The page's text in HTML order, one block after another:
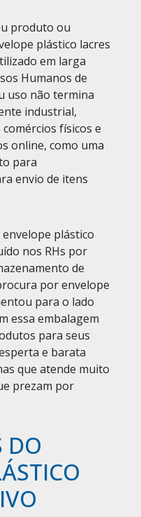
produto ou
plástico lacres
em larga
Humanos de
uso não termina
industrial,
físicos e
online, como uma
para
envio de itens
plástico
nos RHs por
de
por envelope
para o lado
essa embalagem
para seus
e barata
que atende muito
prezam por
DO